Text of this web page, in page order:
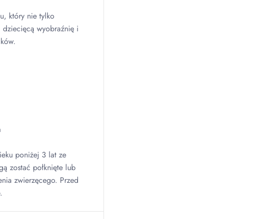
który nie tylko
wyobraźnię i
poniżej 3 lat ze
zostać połknięte lub
zwierzęcego. Przed